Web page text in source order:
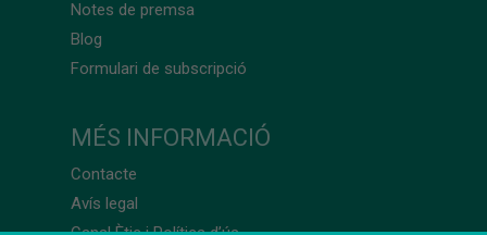
Notes de premsa
Blog
Formulari de subscripció
MÉS INFORMACIÓ
Contacte
Avís legal